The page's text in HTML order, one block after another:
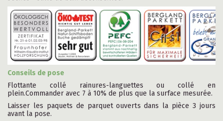
Conseils de pose
Flottante collé rainures-languettes ou collé en
plein.Commander avec 7 à 10% de plus que la surface mesurée.
Laisser les paquets de parquet ouverts dans la pièce 3 jours
avant la pose.